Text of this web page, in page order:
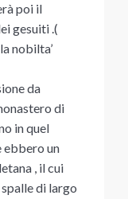
poi il
gesuiti .(
nobilta’
da
di
in quel
ebbero un
, il cui
di largo